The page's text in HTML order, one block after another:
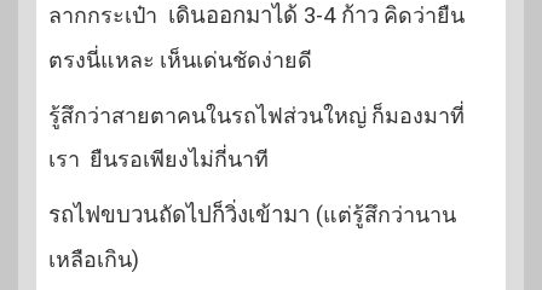
ลากกระเป๋า เดินออกมาได้ 3-4 ก้าว คิดว่ายืน
ตรงนี่แหละ เห็นเด่นชัดง่ายดี
รู้สึกว่าสายตาคนในรถไฟส่วนใหญ่ ก็มองมาที่
เรา ยืนรอเพียงไม่กี่นาที
รถไฟขบวนถัดไปก็วิ่งเข้ามา (แต่รู้สึกว่านาน
เหลือเกิน)